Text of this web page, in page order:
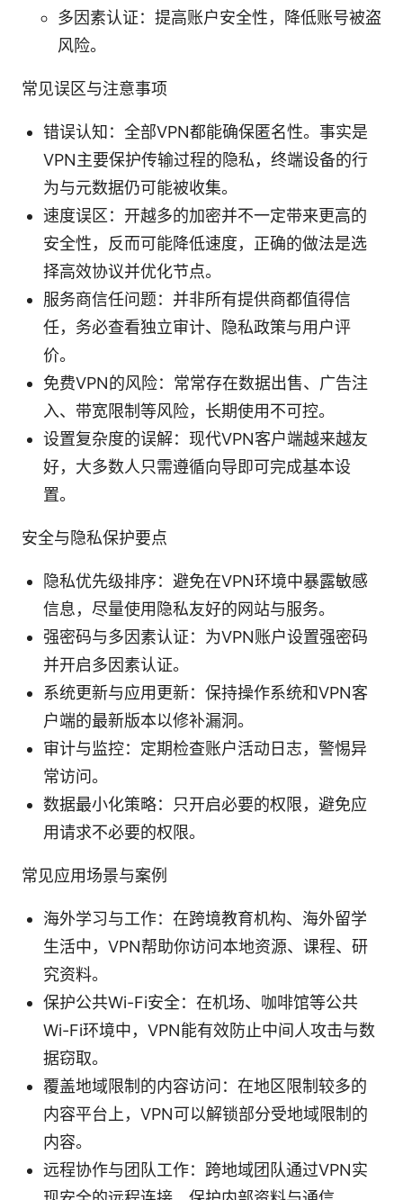
多因素认证：提高账户安全性，降低账号被盗
风险。
常见误区与注意事项
错误认知：全部VPN都能确保匿名性。事实是
VPN主要保护传输过程的隐私，终端设备的行
为与元数据仍可能被收集。
速度误区：开越多的加密并不一定带来更高的
安全性，反而可能降低速度，正确的做法是选
择高效协议并优化节点。
服务商信任问题：并非所有提供商都值得信
任，务必查看独立审计、隐私政策与用户评
价。
免费VPN的风险：常常存在数据出售、广告注
入、带宽限制等风险，长期使用不可控。
设置复杂度的误解：现代VPN客户端越来越友
好，大多数人只需遵循向导即可完成基本设
置。
安全与隐私保护要点
隐私优先级排序：避免在VPN环境中暴露敏感
信息，尽量使用隐私友好的网站与服务。
强密码与多因素认证：为VPN账户设置强密码
并开启多因素认证。
系统更新与应用更新：保持操作系统和VPN客
户端的最新版本以修补漏洞。
审计与监控：定期检查账户活动日志，警惕异
常访问。
数据最小化策略：只开启必要的权限，避免应
用请求不必要的权限。
常见应用场景与案例
海外学习与工作：在跨境教育机构、海外留学
生活中，VPN帮助你访问本地资源、课程、研
究资料。
保护公共Wi-Fi安全：在机场、咖啡馆等公共
Wi-Fi环境中，VPN能有效防止中间人攻击与数
据窃取。
覆盖地域限制的内容访问：在地区限制较多的
内容平台上，VPN可以解锁部分受地域限制的
内容。
远程协作与团队工作：跨地域团队通过VPN实